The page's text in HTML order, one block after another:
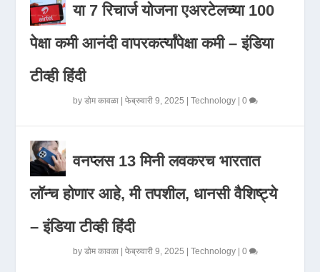
या 7 रिचार्ज योजना एअरटेलच्या 100
पेक्षा कमी आनंदी वापरकर्त्यांपेक्षा कमी – इंडिया
टीव्ही हिंदी
byडोम कावळा |फेब्रुवारी 9, 2025 |Technology |0
वनप्लस 13 मिनी लवकरच भारतात
लॉन्च होणार आहे, मी तपशील, धानसी वैशिष्ट्ये
– इंडिया टीव्ही हिंदी
byडोम कावळा |फेब्रुवारी 9, 2025 |Technology |0